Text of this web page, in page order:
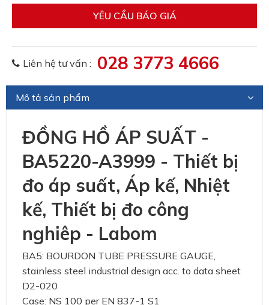
YÊU CẦU BÁO GIÁ
Liên hệ tư vấn : 028 3773 4666
Mô tả sản phẩm
ĐỒNG HỒ ÁP SUẤT -
BA5220-A3999 - Thiết bị
đo áp suất, Áp kế, Nhiệt
kế, Thiết bị đo công
nghiêp - Labom
BA5: BOURDON TUBE PRESSURE GAUGE,
stainless steel industrial design acc. to data sheet
D2-020
Case: NS 100 per EN 837-1 S1